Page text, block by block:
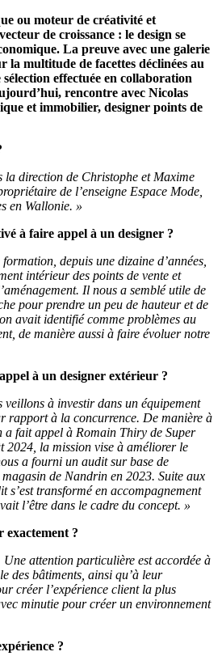
ou moteur de créativité et
de croissance : le design se
La preuve avec une galerie
la multitude de facettes déclinées au
effectuée en collaboration
rencontre avec Nicolas
et immobilier, designer points de
la direction de Christophe et Maxime
de l’enseigne Espace Mode,
en Wallonie. »
à faire appel à un designer ?
depuis une dizaine d’années,
intérieur des points de vente et
Il nous a semblé utile de
pour prendre un peu de hauteur et de
avait identifié comme problèmes au
de manière aussi à faire évoluer notre
à un designer extérieur ?
veillons à investir dans un équipement
rapport à la concurrence. De manière à
fait appel à Romain Thiry de Super
2024, la mission vise à améliorer le
a fourni un audit sur base de
de Nandrin en 2023. Suite aux
s’est transformé en accompagnement
l’être dans le cadre du concept. »
exactement ?
Une attention particulière est accordée à
des bâtiments, ainsi qu’à leur
créer l’expérience client la plus
minutie pour créer un environnement
?